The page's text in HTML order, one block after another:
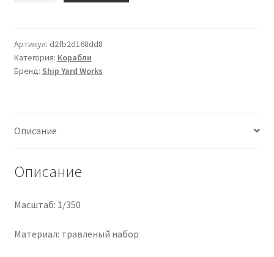
принадлежностей
Артикул: d2fb2d168dd8
Категория: Корабли
Бренд: Ship Yard Works
Описание
Описание
Масштаб: 1/350
Материал: травленый набор